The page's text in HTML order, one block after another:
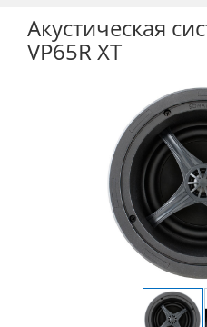
Акустическая
VP65R XT